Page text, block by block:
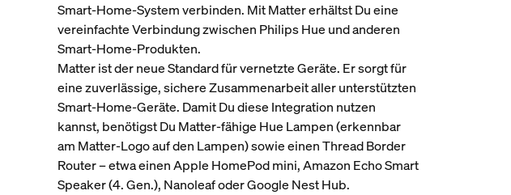
Smart-Home-System verbinden. Mit Matter erhältst Du eine
vereinfachte Verbindung zwischen Philips Hue und anderen
Smart-Home-Produkten.
Matter ist der neue Standard für vernetzte Geräte. Er sorgt für
eine zuverlässige, sichere Zusammenarbeit aller unterstützten
Smart-Home-Geräte. Damit Du diese Integration nutzen
kannst, benötigst Du Matter-fähige Hue Lampen (erkennbar
am Matter-Logo auf den Lampen) sowie einen Thread Border
Router – etwa einen Apple HomePod mini, Amazon Echo Smart
Speaker (4. Gen.), Nanoleaf oder Google Nest Hub.